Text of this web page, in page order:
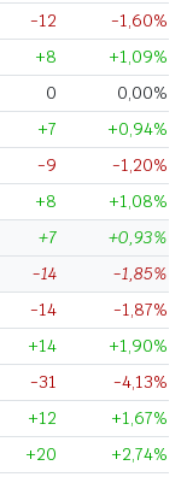
-12
-1,60%
+8
+1,09%
0
0,00%
+7
+0,94%
-9
-1,20%
+8
+1,08%
+7
+0,93%
-14
-1,85%
-14
-1,87%
+14
+1,90%
-31
-4,13%
+12
+1,67%
+20
+2,74%